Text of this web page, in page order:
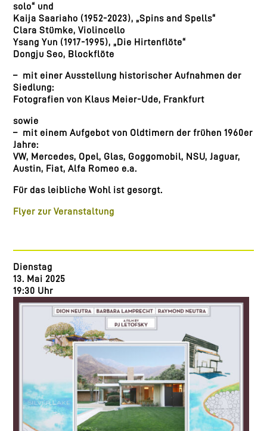
solo“ und
Kaija Saariaho (1952-2023), „Spins and Spells“
Clara Stümke, Violincello
Ysang Yun (1917-1995), „Die Hirtenflöte“
Dongju Seo, Blockflöte
– mit einer Ausstellung historischer Aufnahmen der
Siedlung:
Fotografien von Klaus Meier-Ude, Frankfurt
sowie
– mit einem Aufgebot von Oldtimern der frühen 1960er
Jahre:
VW, Mercedes, Opel, Glas, Goggomobil, NSU, Jaguar,
Austin, Fiat, Alfa Romeo e.a.
Für das leibliche Wohl ist gesorgt.
Flyer zur Veranstaltung
Dienstag
13. Mai 2025
19:30 Uhr